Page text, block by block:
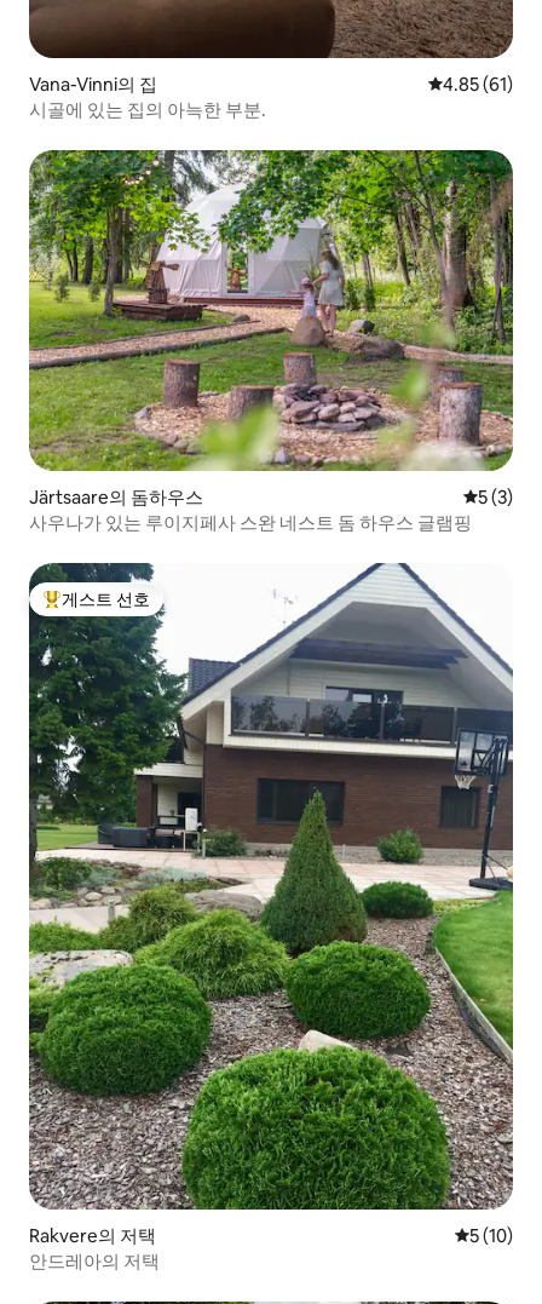
Vana-Vinni의 집 평점 4.85점
4.85 (61)
시골에 있는 집의 아늑한 부분.
Järtsaare의 돔하우스 평점 5점
5 (3)
사우나가 있는 루이지페사 스완 네스트 돔 하우스 글램핑
상위 게스트 선호
게스트 선호
Rakvere의 저택 평점 5점
5 (10)
안드레아의 저택